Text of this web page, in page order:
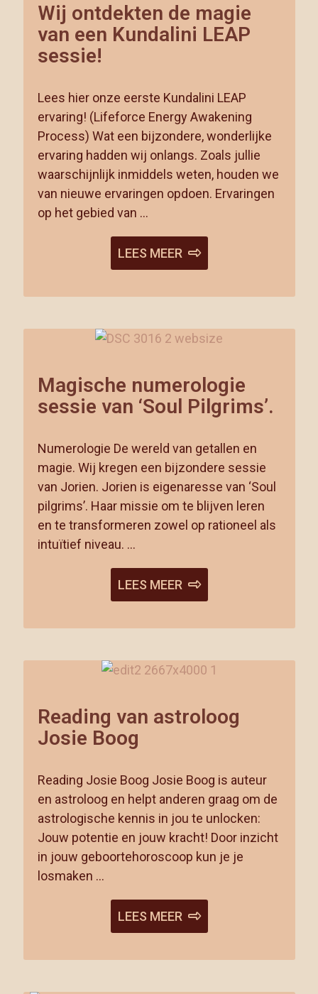
Wij ontdekten de magie
van een Kundalini LEAP
sessie!
Lees hier onze eerste Kundalini LEAP
ervaring! (Lifeforce Energy Awakening
Process) Wat een bijzondere, wonderlijke
ervaring hadden wij onlangs. Zoals jullie
waarschijnlijk inmiddels weten, houden we
van nieuwe ervaringen opdoen. Ervaringen
op het gebied van …
LEES MEER
Magische numerologie
sessie van ‘Soul Pilgrims’.
Numerologie De wereld van getallen en
magie. Wij kregen een bijzondere sessie
van Jorien. Jorien is eigenaresse van ‘Soul
pilgrims’. Haar missie om te blijven leren
en te transformeren zowel op rationeel als
intuïtief niveau. …
LEES MEER
Reading van astroloog
Josie Boog
Reading Josie Boog Josie Boog is auteur
en astroloog en helpt anderen graag om de
astrologische kennis in jou te unlocken:
Jouw potentie en jouw kracht! Door inzicht
in jouw geboortehoroscoop kun je je
losmaken …
LEES MEER